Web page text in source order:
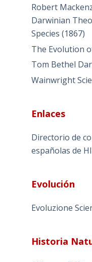
Robert
Darwinian
Species (1867)
The Evolution
Tom Bethel
Wainwright
Enlaces
Directorio de
españolas de
Evolución
Evoluzione
Historia